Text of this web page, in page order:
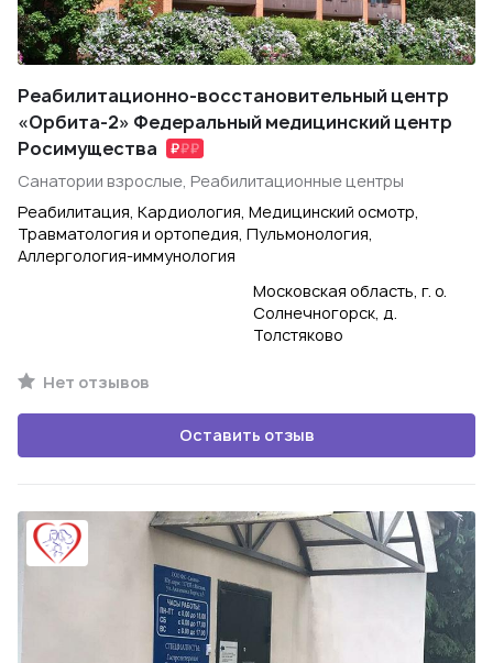
Реабилитационно-восстановительный центр
«Орбита-2» Федеральный медицинский центр
Росимущества
Санатории взрослые, Реабилитационные центры
Реабилитация, Кардиология, Медицинский осмотр,
Травматология и ортопедия, Пульмонология,
Аллергология-иммунология
Московская область, г. о.
Солнечногорск, д.
Толстяково
Нет отзывов
Оставить отзыв